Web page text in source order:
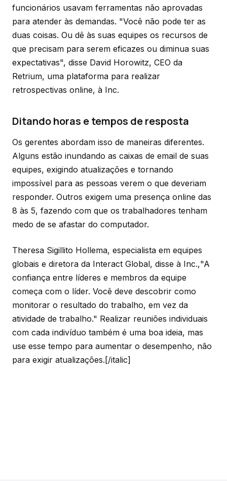
funcionários usavam ferramentas não aprovadas
para atender às demandas. "Você não pode ter as
duas coisas. Ou dê às suas equipes os recursos de
que precisam para serem eficazes ou diminua suas
expectativas", disse David Horowitz, CEO da
Retrium, uma plataforma para realizar
retrospectivas online, à Inc.
Ditando horas e tempos de resposta
Os gerentes abordam isso de maneiras diferentes.
Alguns estão inundando as caixas de email de suas
equipes, exigindo atualizações e tornando
impossível para as pessoas verem o que deveriam
responder. Outros exigem uma presença online das
8 às 5, fazendo com que os trabalhadores tenham
medo de se afastar do computador.
Theresa Sigillito Hollema, especialista em equipes
globais e diretora da Interact Global, disse à Inc.,"A
confiança entre líderes e membros da equipe
começa com o líder. Você deve descobrir como
monitorar o resultado do trabalho, em vez da
atividade de trabalho." Realizar reuniões individuais
com cada indivíduo também é uma boa ideia, mas
use esse tempo para aumentar o desempenho, não
para exigir atualizações.[/italic]